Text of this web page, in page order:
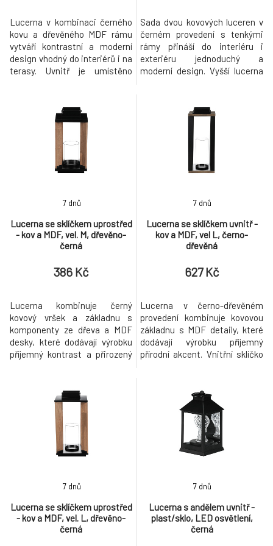
Lucerna v kombinaci černého
kovu a dřevěného MDF rámu
vytváří kontrastní a moderní
design vhodný do interiérů i na
terasy. Uvnitř je umístěno
Praktické madlo umožňuje
snadné přenášení nebo
zavěšení lucerny. Je ideální pro
vytvoření příjemné atmosféry
během romantických večerů i
Sada dvou kovových luceren v
černém provedení s tenkými
rámy přináší do interiéru i
exteriéru jednoduchý a
moderní design. Vyšší lucerna
krychlová, obě jsou opatřeny
praktickým úchytem pro
snadné přenášení nebo
zavěšení. Otevřená konstrukce
umožňuje efektivní rozptyl
světla a zároveň zaji
Lucerna se sklíčkem uprostřed
- kov a MDF, vel. M, dřevěno-
černá
7 dnů
386 Kč
Lucerna kombinuje černý
kovový vršek a základnu s
komponenty ze dřeva a MDF
desky, které dodávají výrobku
příjemný kontrast a přirozený
uložení svíčky, které zároveň
chrání její plamen. Praktický
kovový úchyt na vrchu
umožňuje snadné přenášení
nebo zavěšení lucerny. Velikost
Lucerna se sklíčkem uvnitř -
kov a MDF, vel L, černo-
dřevěná
7 dnů
627 Kč
Lucerna v černo-dřevěném
provedení kombinuje kovovou
základnu s MDF detaily, které
dodávají výrobku příjemný
přírodní akcent. Vnitřní sklíčko
Výška lucerny a její otevřený
design umožňují snadné
umístění větších svíček, které v
prostoru vytvoří příjemnou
atmosféru. Praktický tvar a r
Lucerna se sklíčkem uprostřed
- kov a MDF, vel. L, dřevěno-
černá
7 dnů
Lucerna s andělem uvnitř -
plast/sklo, LED osvětlení,
černá
7 dnů